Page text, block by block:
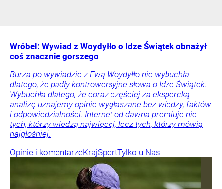
Wróbel: Wywiad z Woydyłło o Idze Świątek obnażył
coś znacznie gorszego
Burza po wywiadzie z Ewą Woydyłło nie wybuchła
dlatego, że padły kontrowersyjne słowa o Idze Świątek.
Wybuchła dlatego, że coraz częściej za ekspercką
analizę uznajemy opinie wygłaszane bez wiedzy, faktów
i odpowiedzialności. Internet od dawna premiuje nie
tych, którzy wiedzą najwięcej, lecz tych, którzy mówią
najgłośniej.
Opinie i komentarzeKrajSportTylko u Nas